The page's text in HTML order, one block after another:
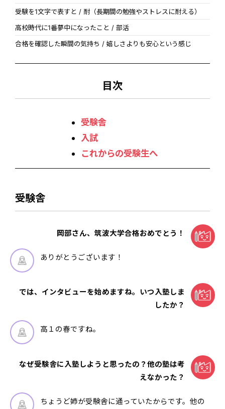
受験を1文字で表すと / 耐（長期間の勉強やストレスに耐える）
高校時代に1番夢中になったこと / 部活
合格を確認した瞬間の気持ち / 嬉しさよりも安心という感じ
目次
受験舎
入試
これからの受験生へ
受験舎
岡部さん、筑波大学合格おめでとう！
ありがとうございます！
では、インタビューを始めますね。いつ入塾しま
したか？
高１の春ですね。
なぜ受験舎に入塾しようと思ったの？他の塾は考
えなかった？
ちょうど姉が受験舎に通っていたからです。他の